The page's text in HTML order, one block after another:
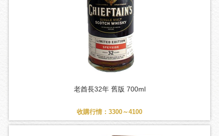
老酋長32年 舊版 700ml
收購行情：3300～4100